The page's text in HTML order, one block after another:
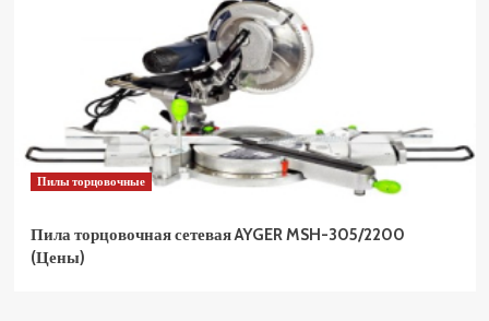
Пилы торцовочные
Пила торцовочная сетевая AYGER MSH-305/2200
(Цены)